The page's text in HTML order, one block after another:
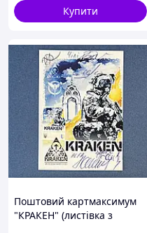
Купити
Поштовий картмаксимум
"КРАКЕН" (листівка з